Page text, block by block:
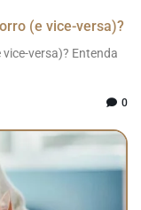
(e vice-versa)?
versa)? Entenda
0